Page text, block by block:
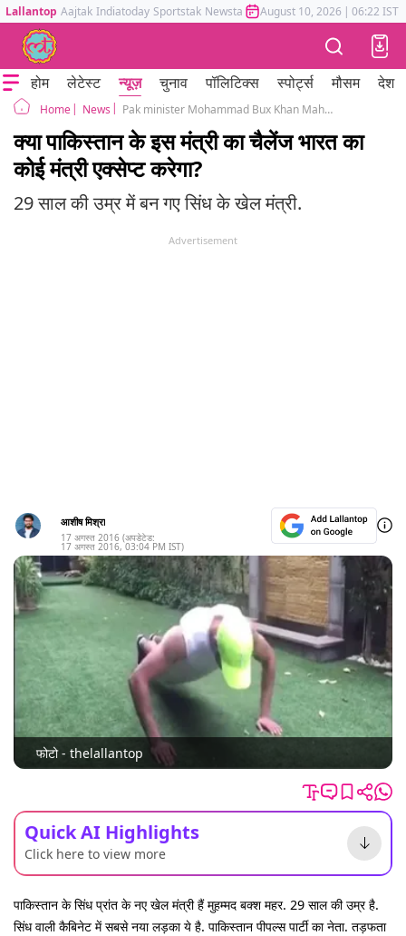
Lallantop Aajtak Indiatoday Sportstak Newstak Mumbai Tak Astrotak
August 10, 2026 | 06:22 IST
होम लेटेस्ट न्यूज़ चुनाव पॉलिटिक्स स्पोर्ट्स मौसम देश
Home News Pak minister Mohammad Bux Khan Mahar challenges rivals to do push-ups
क्या पाकिस्तान के इस मंत्री का चैलेंज भारत का
कोई मंत्री एक्सेप्ट करेगा?
29 साल की उम्र में बन गए सिंध के खेल मंत्री.
Advertisement
आशीष मिश्रा
17 अगस्त 2016 (अपडेटेड:
17 अगस्त 2016, 03:04 PM IST)
फोटो - thelallantop
Quick AI Highlights
Click here to view more
पाकिस्तान के सिंध प्रांत के नए खेल मंत्री हैं मुहम्मद बक्श महर. 29 साल की उम्र है.
सिंध वाली कैबिनेट में सबसे नया लड़का ये है. पाकिस्तान पीपल्स पार्टी का नेता. तड़फता